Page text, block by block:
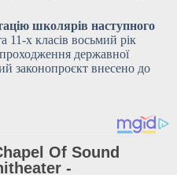
школярів наступного
11-х класів восьмий рік
державної
законопроєкт внесено до